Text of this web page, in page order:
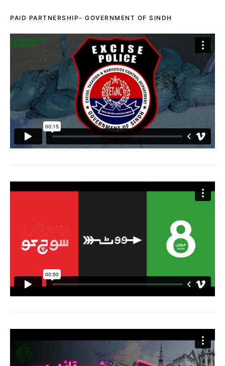
PAID PARTNERSHIP- GOVERNMENT OF SINDH